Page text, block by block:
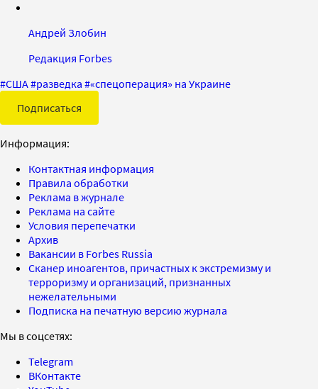
Андрей Злобин
Редакция Forbes
#США#разведка #«спецоперация» на Украине
Подписаться
Информация:
Контактная информация
Правила обработки
Реклама в журнале
Реклама на сайте
Условия перепечатки
Архив
Вакансии в Forbes Russia
Сканер иноагентов, причастных к экстремизму и
терроризму и организаций, признанных
нежелательными
Подписка на печатную версию журнала
Мы в соцсетях:
Telegram
ВКонтакте